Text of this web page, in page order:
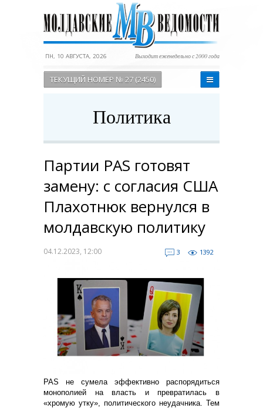
ПН, 10 АВГУСТА, 2026 Выходит еженедельно с 2000 года
ТЕКУЩИЙ НОМЕР № 27 (2450)
Политика
Партии PAS готовят
замену: c согласия США
Плахотнюк вернулся в
молдавскую политику
04.12.2023, 12:00 3 1392
PAS не сумела эффективно распорядиться
монополией на власть и превратилась в
«хромую утку», политического неудачника. Тем